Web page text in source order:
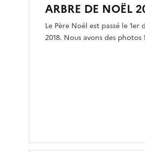
ARBRE DE NOËL
Le Père Noël est passé le 1er
2018. Nous avons des photos !